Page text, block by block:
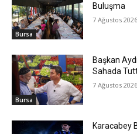
Bursa
Buluşma
7 Ağustos 2026
Bursa
Başkan
Sahada
7 Ağustos 2026
Karacabey